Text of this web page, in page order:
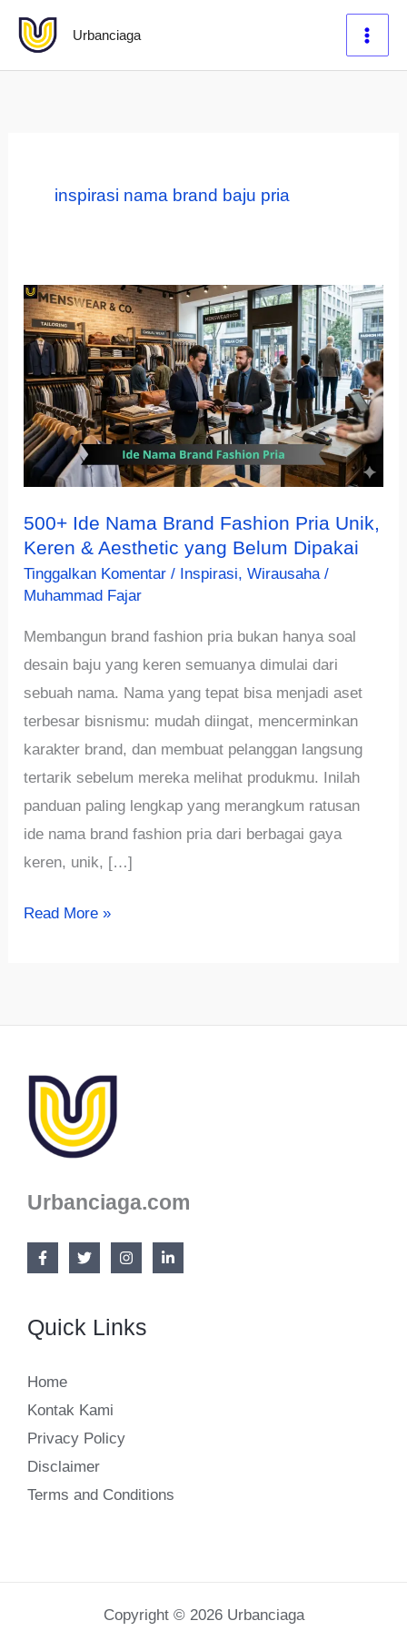
Lewati
konten
Urbanciaga
inspirasi nama brand baju pria
500+ Ide Nama Brand Fashion Pria Unik,
Keren & Aesthetic yang Belum Dipakai
Tinggalkan Komentar / Inspirasi,Wirausaha /
Muhammad Fajar
Membangun brand fashion pria bukan hanya soal
desain baju yang keren semuanya dimulai dari
sebuah nama. Nama yang tepat bisa menjadi aset
terbesar bisnismu: mudah diingat, mencerminkan
karakter brand, dan membuat pelanggan langsung
tertarik sebelum mereka melihat produkmu. Inilah
panduan paling lengkap yang merangkum ratusan
ide nama brand fashion pria dari berbagai gaya
keren, unik, […]
500+
Fashion
Unik,
&
yang
Dipakai
Read More »
Urbanciaga.com
Quick Links
Home
Kontak Kami
Privacy Policy
Disclaimer
Terms and Conditions
Copyright © 2026 Urbanciaga